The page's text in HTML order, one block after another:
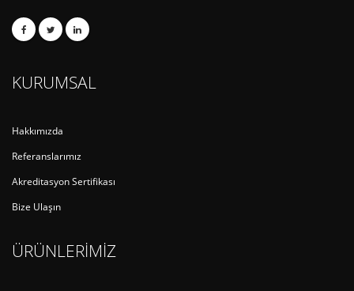
KURUMSAL
Hakkımızda
Referanslarımız
Akreditasyon Sertifikası
Bize Ulaşın
ÜRÜNLERİMİZ